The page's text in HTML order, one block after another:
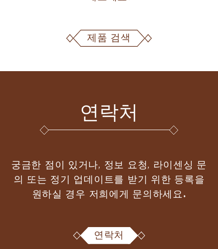
제품 검색
연락처
궁금한 점이 있거나, 정보 요청, 라이센싱 문
의 또는 정기 업데이트를 받기 위한 등록을
원하실 경우 저희에게 문의하세요.
연락처